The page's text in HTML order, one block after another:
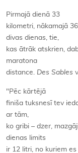
Pirmajā dienā 33
kilometri, nākamajā
divas dienas, tie,
kas ātrāk atskrien,
maratona
distance. Des Sables
"Pēc kārtējā
finiša tuksnesī tev
ar tām,
ko gribi – dzer,
dienas limits
ir 12 litri, no kuriem